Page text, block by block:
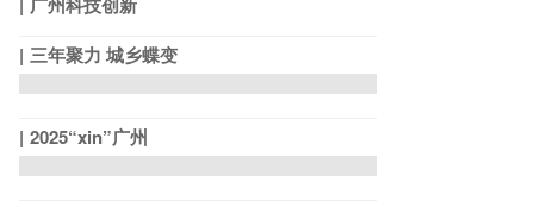
三年聚力 城乡蝶变
2025“xin”广州